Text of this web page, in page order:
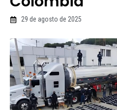
29 de agosto de 2025